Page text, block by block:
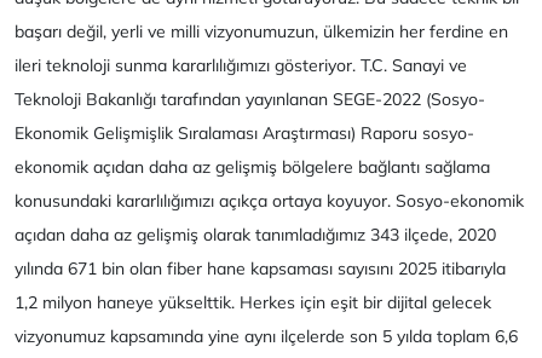
başarı değil, yerli ve milli vizyonumuzun, ülkemizin her ferdine en
ileri teknoloji sunma kararlılığımızı gösteriyor. T.C. Sanayi ve
Teknoloji Bakanlığı tarafından yayınlanan SEGE-2022 (Sosyo-
Ekonomik Gelişmişlik Sıralaması Araştırması) Raporu sosyo-
ekonomik açıdan daha az gelişmiş bölgelere bağlantı sağlama
konusundaki kararlılığımızı açıkça ortaya koyuyor. Sosyo-ekonomik
açıdan daha az gelişmiş olarak tanımladığımız 343 ilçede, 2020
yılında 671 bin olan fiber hane kapsaması sayısını 2025 itibarıyla
1,2 milyon haneye yükselttik. Herkes için eşit bir dijital gelecek
vizyonumuz kapsamında yine aynı ilçelerde son 5 yılda toplam 6,6